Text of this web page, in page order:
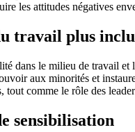
les attitudes négatives
travail plus
dans le milieu de travail
aux minorités et
comme le rôle des
sensibilisation